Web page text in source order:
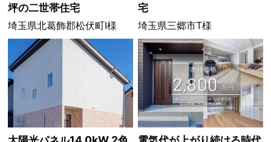
坪の二世帯住宅
埼玉県北葛飾郡松伏町I様
宅
埼玉県三郷市T様